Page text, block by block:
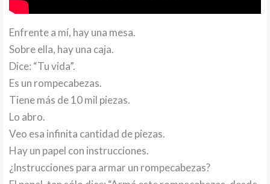
Enfrente a mí, hay una mesa.
Sobre ella, hay una caja.
Dice: “Tu vida”.
Es un rompecabezas.
Tiene más de 10 mil piezas.
Lo abro.
Veo esa infinita cantidad de piezas.
Hay un papel con instrucciones.
¿Instrucciones para armar un rompecabezas?